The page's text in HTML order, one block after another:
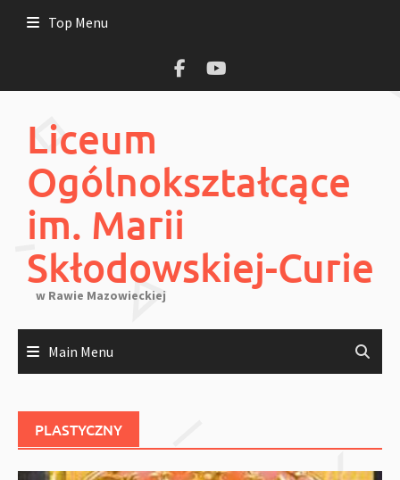
Top Menu
Liceum
Ogólnokształcące
im. Marii
Skłodowskiej-Curie
w Rawie Mazowieckiej
Main Menu
PLASTYCZNY